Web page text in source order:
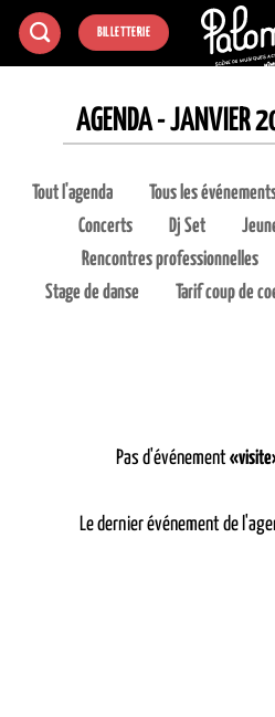
Passer
BILLETTERIE
AGENDA - JANVIER
Tout l'agenda Tous les
Concerts
Dj Set
Rencontres professionnelles
Stage de danse
Tarif coup de
Pas d'événement
Le dernier événement de